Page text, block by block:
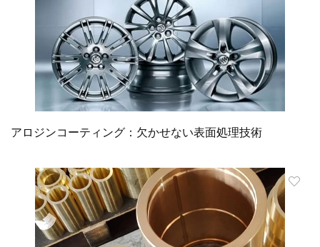
アロジンコーティング：欠かせない表面処理技術